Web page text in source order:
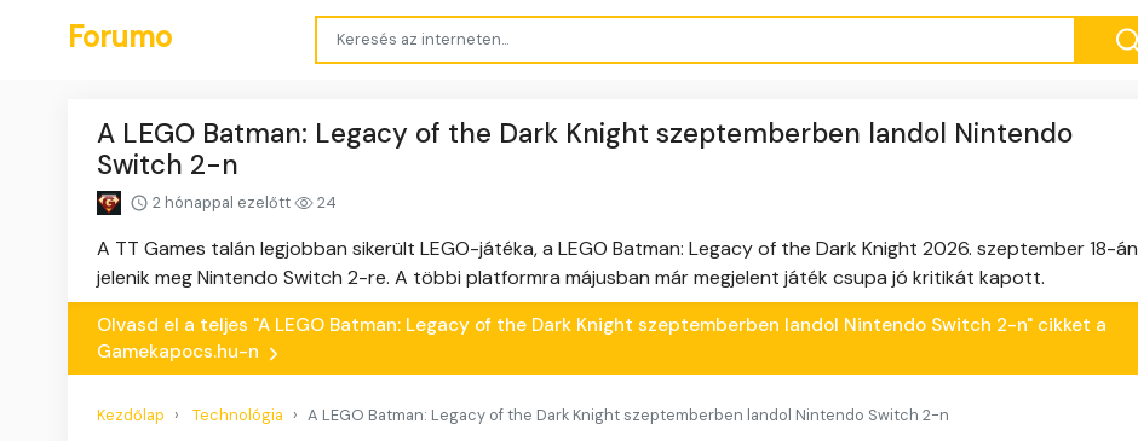
Forumo
A LEGO Batman: Legacy of the Dark Knight szeptemberben landol Nintendo
Switch 2-n
2 hónappal ezelőtt 24
A TT Games talán legjobban sikerült LEGO-játéka, a LEGO Batman: Legacy of the Dark Knight 2026. szeptember 18-án
jelenik meg Nintendo Switch 2-re. A többi platformra májusban már megjelent játék csupa jó kritikát kapott.
Olvasd el a teljes "A LEGO Batman: Legacy of the Dark Knight szeptemberben landol Nintendo Switch 2-n" cikket a
Gamekapocs.hu-n
Kezdőlap Technológia A LEGO Batman: Legacy of the Dark Knight szeptemberben landol Nintendo Switch 2-n